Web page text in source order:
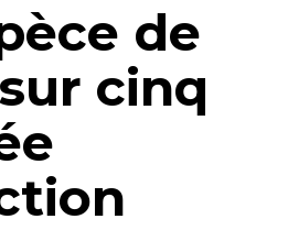
de
cinq